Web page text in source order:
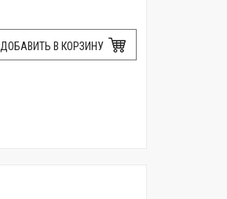
ДОБАВИТЬ В КОРЗИНУ